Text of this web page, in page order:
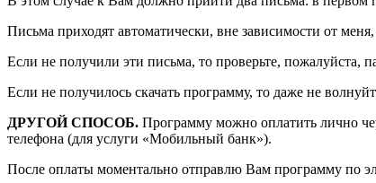
Письма приходят автоматически, вне зависимости от
Если не получили эти письма, то проверьте,
Если не получилось скачать программу, то даже не
ДРУГОЙ СПОСОБ. Программу можно оплатить лично
телефона (для услуги «Мобильный банк»).
После оплаты моментально отправлю Вам программу по